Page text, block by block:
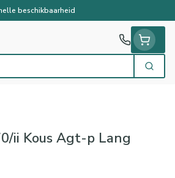
beschikbaarheid
Zoek
ii Kous Agt-p Lang